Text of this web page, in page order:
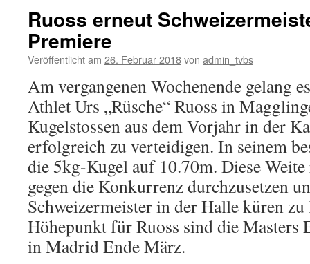
Ruoss erneut
Premiere
Veröffentlicht am 26. Februar 2018von admin_tvbs
Am vergangenen Wochenende gelang
Athlet Urs „Rüsche“ Ruoss in
Kugelstossen aus dem Vorjahr in der
erfolgreich zu verteidigen. In seinem
die 5kg-Kugel auf 10.70m. Diese
gegen die Konkurrenz durchzusetzen
Schweizermeister in der Halle küren zu
Höhepunkt für Ruoss sind die Masters
in Madrid Ende März.